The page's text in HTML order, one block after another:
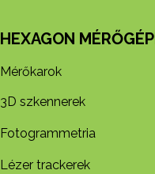
HEXAGON
Mérőkarok
3D szkennerek
Fotogrammetria
Lézer trackerek